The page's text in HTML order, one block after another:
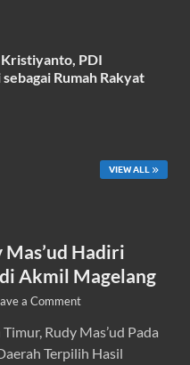
PDI
Rumah Rakyat
VIEW ALL
Hadiri
Akmil Magelang
a Comment
Rudy Mas’ud Pada
Terpilih Hasil